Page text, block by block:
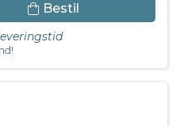
Bestil